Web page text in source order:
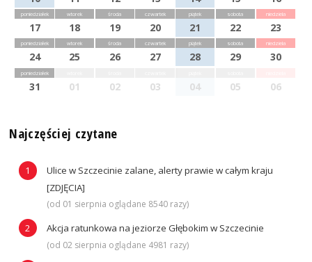
poniedziałek
17
wtorek
18
środa
19
czwartek
20
piątek
21
sobota
22
niedziela
23
poniedziałek
24
wtorek
25
środa
26
czwartek
27
piątek
28
sobota
29
niedziela
30
poniedziałek
31 01 02 03 04 05 06
Najczęściej czytane
Ulice w Szczecinie zalane, alerty prawie w całym kraju
[ZDJĘCIA]
(od 01 sierpnia oglądane 8540 razy)
Akcja ratunkowa na jeziorze Głębokim w Szczecinie
(od 02 sierpnia oglądane 4981 razy)